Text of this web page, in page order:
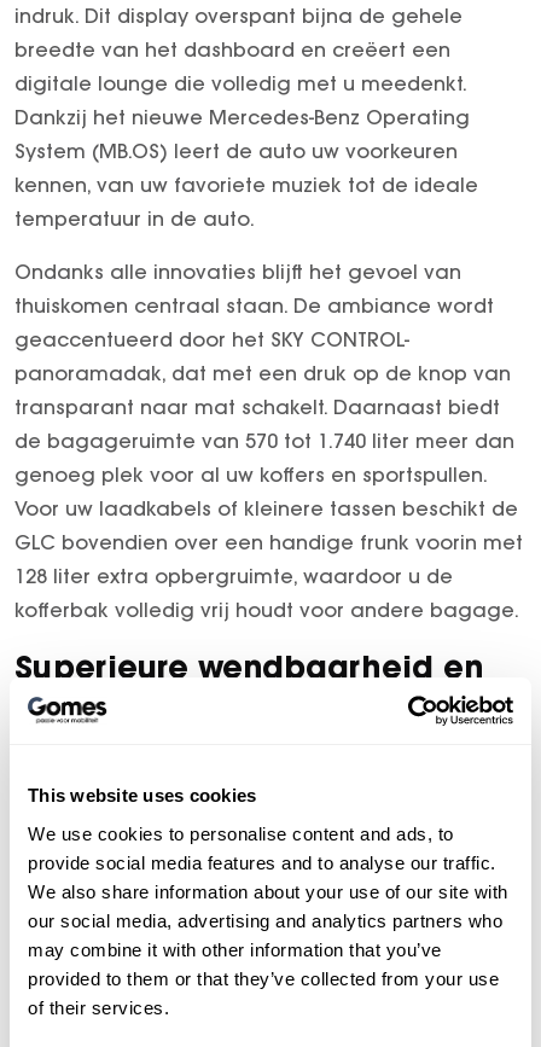
This website uses cookies
We use cookies to personalise content and ads, to
provide social media features and to analyse our traffic.
We also share information about your use of our site with
our social media, advertising and analytics partners who
may combine it with other information that you’ve
provided to them or that they’ve collected from your use
of their services.
SEAL U DM-I
BYD SEAL 6 DM-I
SEAL 6 DM-I TOURING
SEALION 7
DOLPHIN SURF
BYD DOLPHIN
DOLPHIN G DM-i
ATTO 3 EVO
ATTO 2
ATTO 2 DM-I
indruk. Dit display overspant bijna de gehele
breedte van het dashboard en creëert een
digitale lounge die volledig met u meedenkt.
Dankzij het nieuwe Mercedes-Benz Operating
System (MB.OS) leert de auto uw voorkeuren
kennen, van uw favoriete muziek tot de ideale
temperatuur in de auto.
Ondanks alle innovaties blijft het gevoel van
thuiskomen centraal staan. De ambiance wordt
geaccentueerd door het SKY CONTROL-
panoramadak, dat met een druk op de knop van
transparant naar mat schakelt. Daarnaast biedt
de bagageruimte van 570 tot 1.740 liter meer dan
genoeg plek voor al uw koffers en sportspullen.
Voor uw laadkabels of kleinere tassen beschikt de
GLC bovendien over een handige frunk voorin met
128 liter extra opbergruimte, waardoor u de
kofferbak volledig vrij houdt voor andere bagage.
Superieure wendbaarheid en
comfort
verrassend krachtig. Met het Agility &
Comfortpakket profiteert u van technieken die
rechtstreeks uit de S-Klasse komen. De AIRMATIC-
luchtvering garandeert een stabiele rit, terwijl de
achterasbesturing de draaicirkel aanzienlijk
verkleint. Dit maakt manoeuvreren in de stad net
zo eenvoudig als cruisen op de snelweg.